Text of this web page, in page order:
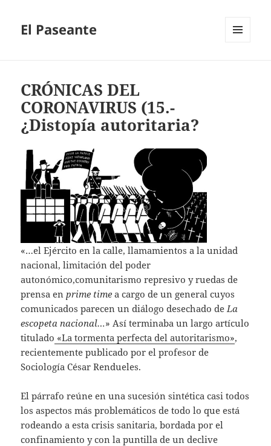
El Paseante
CRÓNICAS DEL
CORONAVIRUS (15.-
¿Distopía autoritaria?
«…el Ejército en la calle, llamamientos a la unidad
nacional, limitación del poder
autonómico,comunitarismo represivo y ruedas de
prensa en prime time a cargo de un general cuyos
comunicados parecen un diálogo desechado de La
escopeta nacional…» Así terminaba un largo artículo
titulado «La tormenta perfecta del autoritarismo»,
recientemente publicado por el profesor de
Sociología César Rendueles.
El párrafo reúne en una sucesión sintética casi todos
los aspectos más problemáticos de todo lo que está
rodeando a esta crisis sanitaria, bordada por el
confinamiento y con la puntilla de un declive